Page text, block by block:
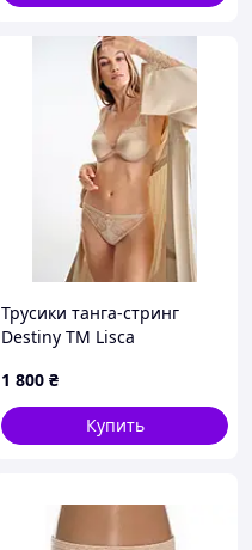
Трусики танга-стринг
Destiny TM Lisca
1 800 ₴
Купить